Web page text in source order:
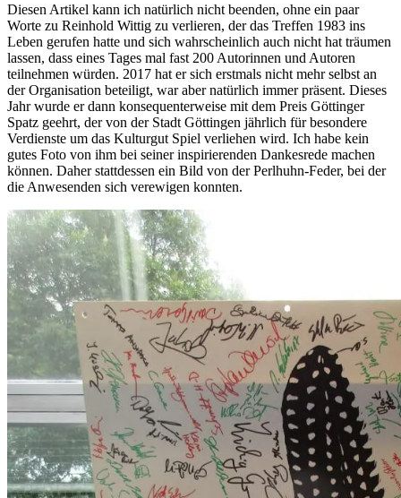
Diesen Artikel kann ich natürlich nicht beenden, ohne ein paar
Worte zu Reinhold Wittig zu verlieren, der das Treffen 1983 ins
Leben gerufen hatte und sich wahrscheinlich auch nicht hat träumen
lassen, dass eines Tages mal fast 200 Autorinnen und Autoren
teilnehmen würden. 2017 hat er sich erstmals nicht mehr selbst an
der Organisation beteiligt, war aber natürlich immer präsent. Dieses
Jahr wurde er dann konsequenterweise mit dem Preis Göttinger
Spatz geehrt, der von der Stadt Göttingen jährlich für besondere
Verdienste um das Kulturgut Spiel verliehen wird. Ich habe kein
gutes Foto von ihm bei seiner inspirierenden Dankesrede machen
können. Daher stattdessen ein Bild von der Perlhuhn-Feder, bei der
die Anwesenden sich verewigen konnten.